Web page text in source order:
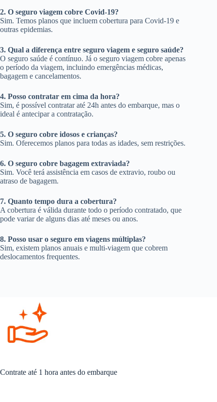
2. O seguro viagem cobre Covid-19?
Sim. Temos planos que incluem cobertura para Covid-19 e
outras epidemias.
3. Qual a diferença entre seguro viagem e seguro saúde?
O seguro saúde é contínuo. Já o seguro viagem cobre apenas
o período da viagem, incluindo emergências médicas,
bagagem e cancelamentos.
4. Posso contratar em cima da hora?
Sim, é possível contratar até 24h antes do embarque, mas o
ideal é antecipar a contratação.
5. O seguro cobre idosos e crianças?
Sim. Oferecemos planos para todas as idades, sem restrições.
6. O seguro cobre bagagem extraviada?
Sim. Você terá assistência em casos de extravio, roubo ou
atraso de bagagem.
7. Quanto tempo dura a cobertura?
A cobertura é válida durante todo o período contratado, que
pode variar de alguns dias até meses ou anos.
8. Posso usar o seguro em viagens múltiplas?
Sim, existem planos anuais e multi-viagem que cobrem
deslocamentos frequentes.
Contrate até 1 hora antes do embarque